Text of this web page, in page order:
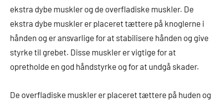
ekstra dybe muskler og de overfladiske muskler. De
ekstra dybe muskler er placeret tættere på knoglerne i
hånden og er ansvarlige for at stabilisere hånden og give
styrke til grebet. Disse muskler er vigtige for at
opretholde en god håndstyrke og for at undgå skader.
De overfladiske muskler er placeret tættere på huden og